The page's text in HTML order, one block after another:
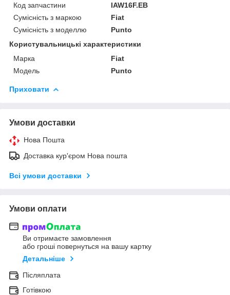
Код запчастини
IAW16F.EB
Сумісність з маркою
Fiat
Сумісність з моделлю
Punto
Користувальницькі характеристики
Марка
Fiat
Модель
Punto
Приховати
Умови доставки
Нова Пошта
Доставка кур'єром Нова пошта
Всі умови доставки
Умови оплати
Ви отримаєте замовлення
або гроші повернуться на вашу картку
Детальніше
Післяплата
Готівкою